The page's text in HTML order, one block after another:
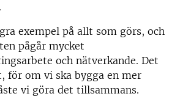
exempel på allt som görs, och
pågår mycket
och nätverkande. Det
för om vi ska bygga en mer
vi göra det tillsammans.